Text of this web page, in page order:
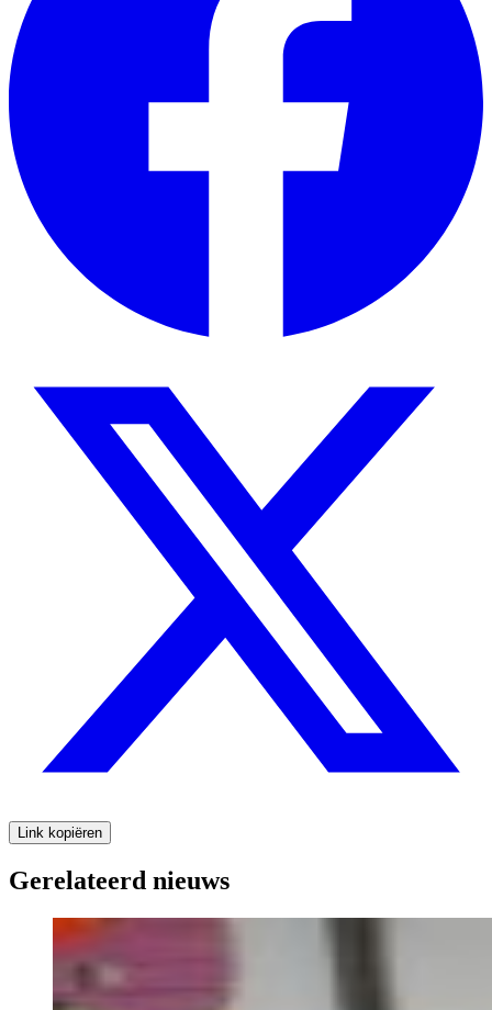
Link kopiëren
Gerelateerd nieuws